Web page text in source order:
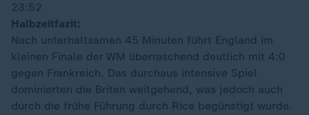
23:52
Halbzeitfazit:
Nach unterhaltsamen 45 Minuten führt England im
kleinen Finale der WM überraschend deutlich mit 4:0
gegen Frankreich. Das durchaus intensive Spiel
dominierten die Briten weitgehend, was jedoch auch
durch die frühe Führung durch Rice begünstigt wurde.